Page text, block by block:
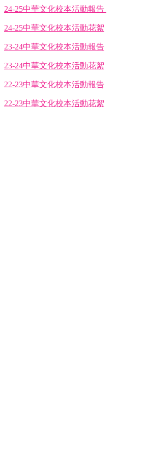
24-25中華文化校本活動報告
24-25中華文化校本活動花絮
23-24中華文化校本活動報告
23-24中華文化校本活動花絮
22-23中華文化校本活動報告
22-23中華文化校本活動花絮